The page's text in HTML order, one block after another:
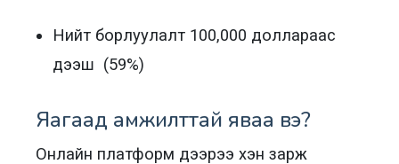
Нийт борлуулалт 100,000 доллараас
дээш (59%)
Яагаад амжилттай яваа вэ?
Онлайн платформ дээрээ хэн зарж